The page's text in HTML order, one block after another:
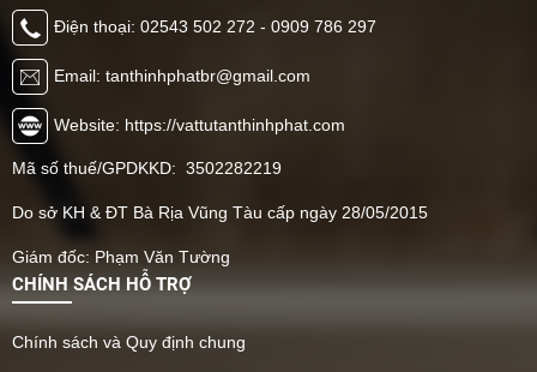
Điện thoại: 02543 502 272 - 0909 786 297
Email: tanthinhphatbr@gmail.com
Website: https://vattutanthinhphat.com
Mã số thuế/GPDKKD: 3502282219
Do sở KH & ĐT Bà Rịa Vũng Tàu cấp ngày 28/05/2015
Giám đốc: Phạm Văn Tường
CHÍNH SÁCH HỖ TRỢ
Chính sách và Quy định chung